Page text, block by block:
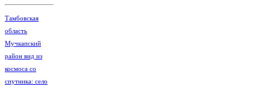
Тамбовская
область
Мучкапский
район вид из
космоса со
спутника: село